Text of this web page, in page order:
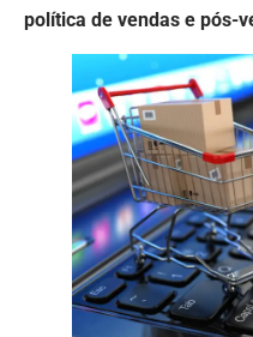
política de vendas e pós-